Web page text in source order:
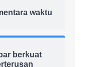
waktu
berkuat